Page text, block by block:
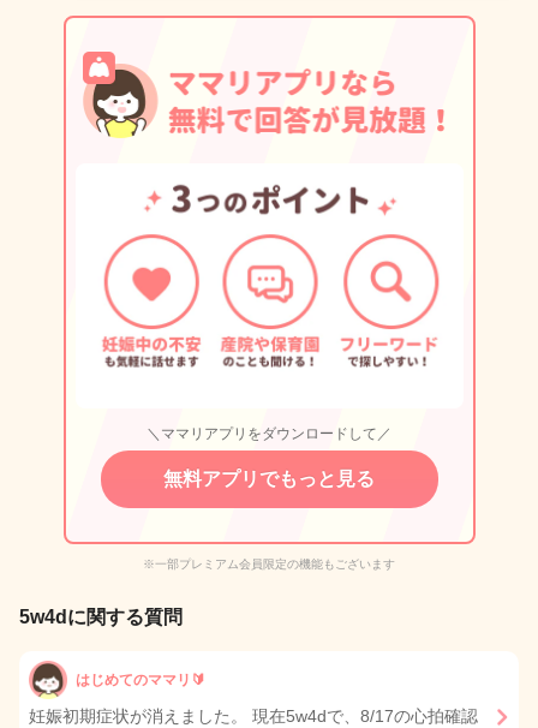
＼ママリアプリをダウンロードして／
無料アプリでもっと見る
※一部プレミアム会員限定の機能もございます
5w4dに関する質問
はじめてのママリ🔰
妊娠初期症状が消えました。 現在5w4dで、8/17の心拍確認